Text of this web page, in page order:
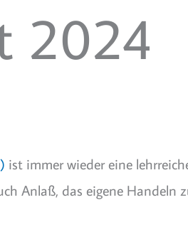
2024
ist immer wieder eine
Anlaß, das eigene